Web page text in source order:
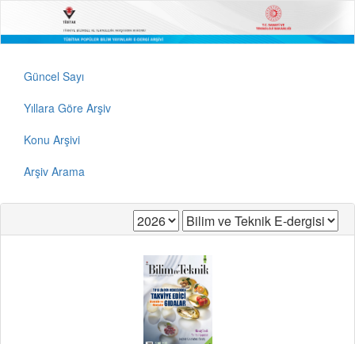
Güncel Sayı
Yıllara Göre Arşiv
Konu Arşivi
Arşiv Arama